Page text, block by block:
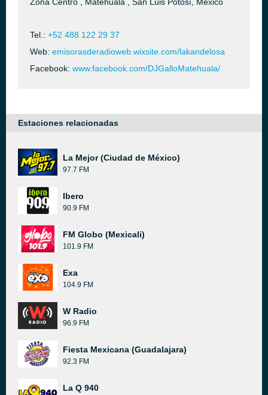
Tel.: +52 488 122 29 37
Web: emisorasderadioweb.wixsite.com/lakandelosa
Facebook: www.facebook.com/DJGalloMatehuala/
Estaciones relacionadas
La Mejor (Ciudad de México)
97.7 FM
Ibero
90.9 FM
FM Globo (Mexicali)
101.9 FM
Exa
104.9 FM
W Radio
96.9 FM
Fiesta Mexicana (Guadalajara)
92.3 FM
La Q 940